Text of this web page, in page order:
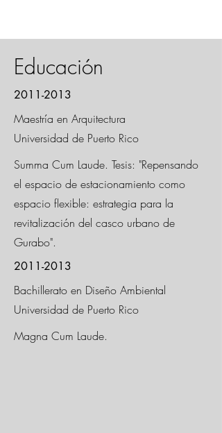
Educación
2011-2013
Maestría en Arquitectura
Universidad de Puerto Rico
Summa Cum Laude. Tesis: "Repensando
el espacio de estacionamiento como
espacio flexible: estrategia para la
revitalización del casco urbano de
Gurabo".
2011-2013
Bachillerato en Diseño Ambiental
Universidad de Puerto Rico
Magna Cum Laude.